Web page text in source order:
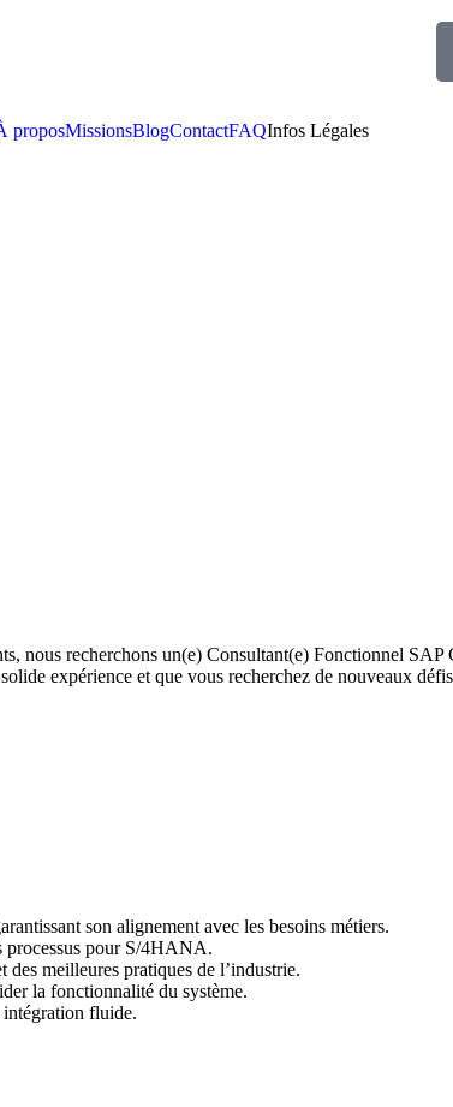
proposMissionsBlogContactFAQInfos Légales
nous recherchons un(e) Consultant(e) Fonctionnel
expérience et que vous recherchez de nouveaux
son alignement avec les besoins métiers.
processus pour S/4HANA.
meilleures pratiques de l’industrie.
la fonctionnalité du système.
intégration fluide.